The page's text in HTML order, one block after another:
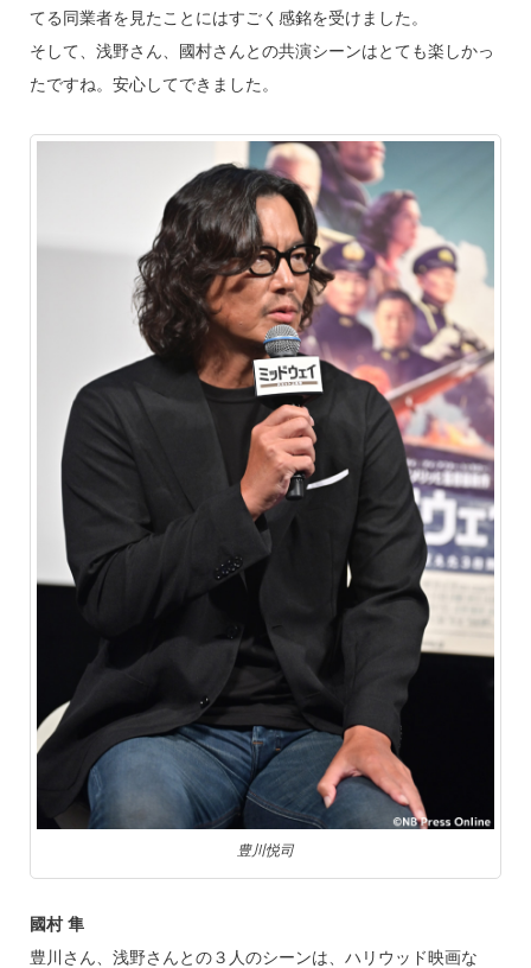
てる同業者を見たことにはすごく感銘を受けました。
そして、浅野さん、國村さんとの共演シーンはとても楽しかっ
たですね。安心してできました。
豊川悦司
國村 隼
豊川さん、浅野さんとの３人のシーンは、ハリウッド映画な